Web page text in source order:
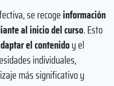
se recogeinformación
al inicio del curso. Esto
el contenidoy el
individuales,
más significativo y